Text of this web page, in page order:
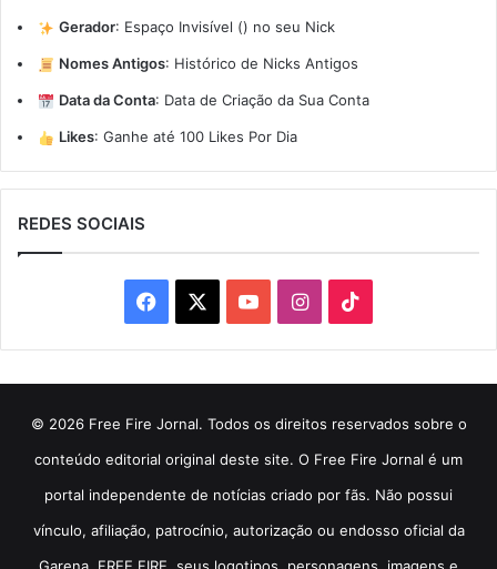
Gerador: Espaço Invisível (ㅤ) no seu Nick
Nomes Antigos: Histórico de Nicks Antigos
Data da Conta: Data de Criação da Sua Conta
Likes: Ganhe até 100 Likes Por Dia
REDES SOCIAIS
Facebook YouTubeInstagram
© 2026 Free Fire Jornal. Todos os direitos reservados sobre o
conteúdo editorial original deste site. O Free Fire Jornal é um
portal independente de notícias criado por fãs. Não possui
vínculo, afiliação, patrocínio, autorização ou endosso oficial da